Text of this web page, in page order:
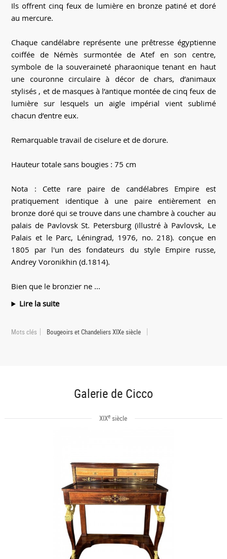
Ils offrent cinq feux de lumière en bronze patiné et doré
au mercure.
Chaque candélabre représente une prêtresse égyptienne
coiffée de Némès surmontée de Atef en son centre,
symbole de la souveraineté pharaonique tenant en haut
une couronne circulaire à décor de chars, d’animaux
stylisés , et de masques à l’antique montée de cinq feux de
lumière sur lesquels un aigle impérial vient sublimé
chacun d’entre eux.
Remarquable travail de ciselure et de dorure.
Hauteur totale sans bougies : 75 cm
Nota : Cette rare paire de candélabres Empire est
pratiquement identique à une paire entièrement en
bronze doré qui se trouve dans une chambre à coucher au
palais de Pavlovsk St. Petersburg (illustré à Pavlovsk, Le
Palais et le Parc, Léningrad, 1976, no. 218). conçue en
1805 par l'un des fondateurs du style Empire russe,
Andrey Voronikhin (d.1814).
Bien que le bronzier ne ...
Lire la suite
Mots clés Bougeoirs et Chandeliers XIXe siècle
Galerie de Cicco
XIXe siècle